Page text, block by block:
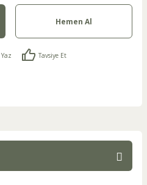
Hemen Al
Tavsiye Et